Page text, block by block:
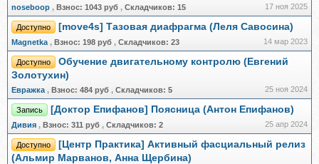
noseboop , Взнос: 1043 руб , Складчиков: 15 17 ноя 2025
Доступно [move4s] Тазовая диафрагма (Леля Савосина)
Magnetka , Взнос: 198 руб , Складчиков: 23 14 мар 2023
Доступно
Обучение двигательному контролю (Евгений
Золотухин)
Евражкa , Взнос: 484 руб , Складчиков: 5 25 ноя 2024
Запись [Доктор Епифанов] Поясница (Антон Епифанов)
Дивия , Взнос: 311 руб , Складчиков: 2 25 апр 2024
Доступно
[Центр Практика] Активный фасциальный релиз
(Альмир Марванов, Анна Щербина)